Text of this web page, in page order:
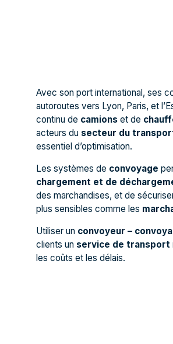
Avec son port international, ses
autoroutes vers Lyon, Paris, et
continu de camionset de
acteurs du secteur du
essentiel d’optimisation.
Les systèmes de convoyage
chargement et de
des marchandises, et de
plus sensibles comme les
Utiliser un convoyeur –
clients un service de transport
les coûts et les délais.